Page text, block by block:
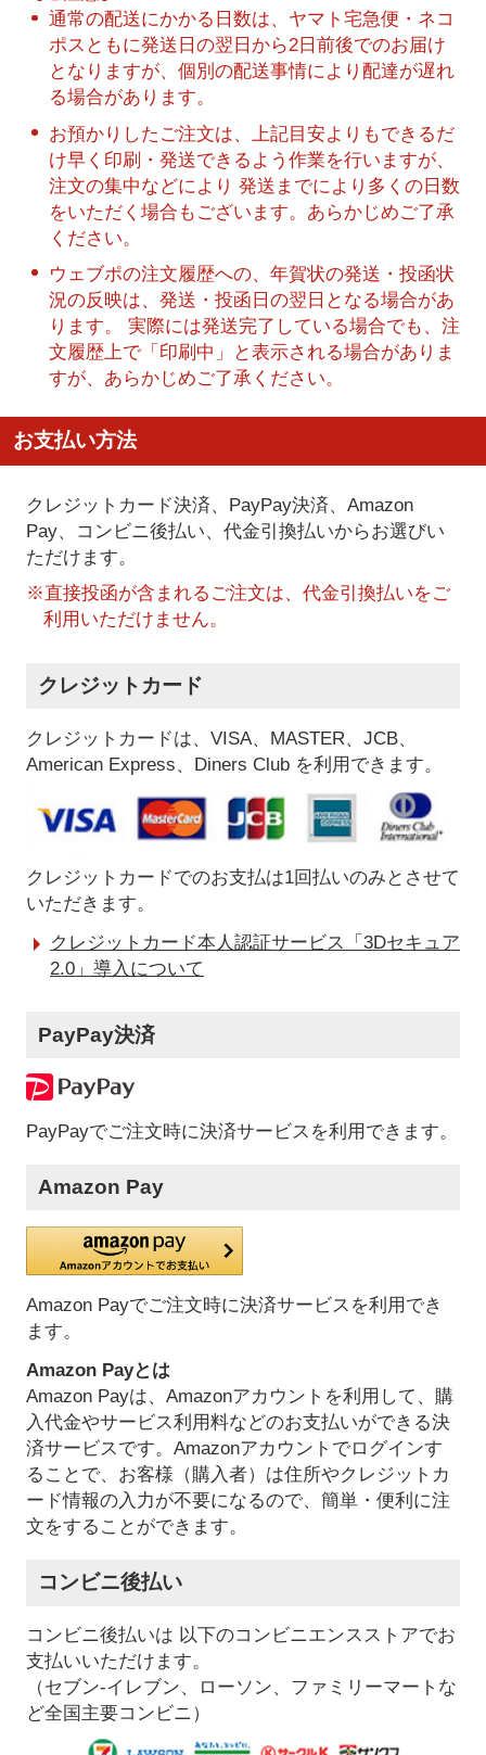
通常の配送にかかる日数は、ヤマト宅急便・ネコ
ポスともに発送日の翌日から2日前後でのお届け
となりますが、個別の配送事情により配達が遅れ
る場合があります。
お預かりしたご注文は、上記目安よりもできるだ
け早く印刷・発送できるよう作業を行いますが、
注文の集中などにより 発送までにより多くの日数
をいただく場合もございます。あらかじめご了承
ください。
ウェブポの注文履歴への、年賀状の発送・投函状
況の反映は、発送・投函日の翌日となる場合があ
ります。 実際には発送完了している場合でも、注
文履歴上で「印刷中」と表示される場合がありま
すが、あらかじめご了承ください。
お支払い方法
クレジットカード決済、PayPay決済、Amazon
Pay、コンビニ後払い、代金引換払いからお選びい
ただけます。
※直接投函が含まれるご注文は、代金引換払いをご
利用いただけません。
クレジットカード
クレジットカードは、VISA、MASTER、JCB、
American Express、Diners Club を利用できます。
クレジットカードでのお支払は1回払いのみとさせて
いただきます。
クレジットカード本人認証サービス「3Dセキュア
2.0」導入について
PayPay決済
PayPayでご注文時に決済サービスを利用できます。
Amazon Pay
Amazon Payでご注文時に決済サービスを利用でき
ます。
Amazon Payとは
Amazon Payは、Amazonアカウントを利用して、購
入代金やサービス利用料などのお支払いができる決
済サービスです。Amazonアカウントでログインす
ることで、お客様（購入者）は住所やクレジットカ
ード情報の入力が不要になるので、簡単・便利に注
文をすることができます。
コンビニ後払い
コンビニ後払いは 以下のコンビニエンスストアでお
支払いいただけます。
（セブン-イレブン、ローソン、ファミリーマートな
ど全国主要コンビニ）